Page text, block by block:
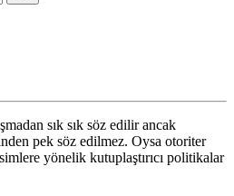
sık sık söz edilir ancak
pek söz edilmez. Oysa otoriter
yönelik kutuplaştırıcı politikalar